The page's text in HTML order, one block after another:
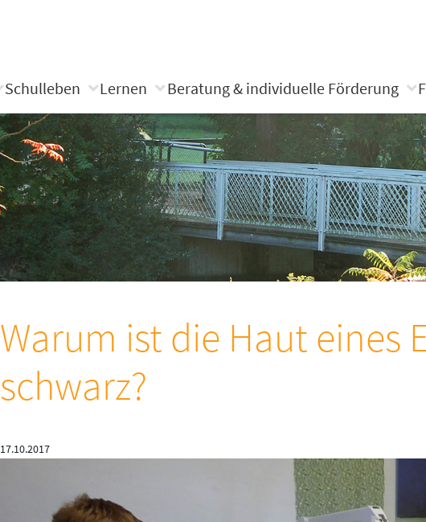
Schulleben Lernen Beratung & individuelle Förderung
Warum ist die Haut eines
schwarz?
17.10.2017